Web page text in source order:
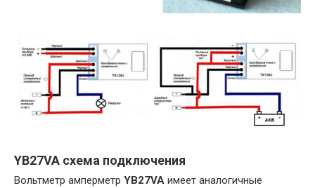
YB27VA схема подключения
Вольтметр амперметр YB27VA имеет аналогичные